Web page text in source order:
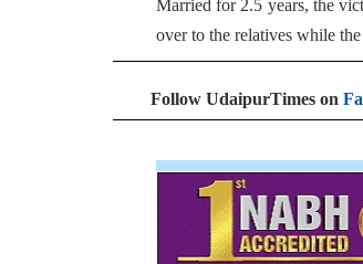
Married for 2.5 years, the
over to the relatives while
Follow UdaipurTimes on